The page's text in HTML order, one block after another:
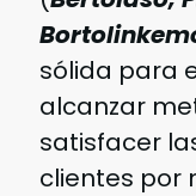
sólida para
alcanzar
satisfacer
clientes por